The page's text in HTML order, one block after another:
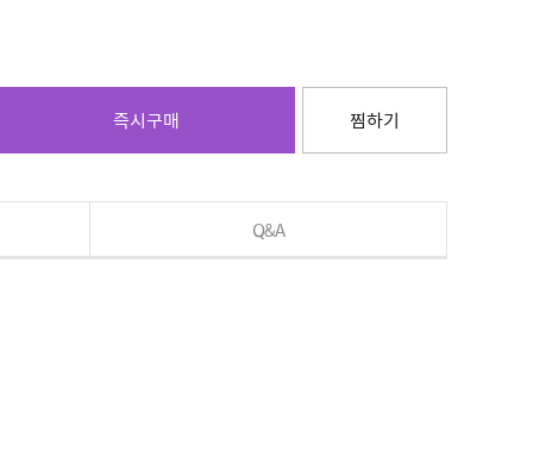
즉시구매 찜하기
Q&A